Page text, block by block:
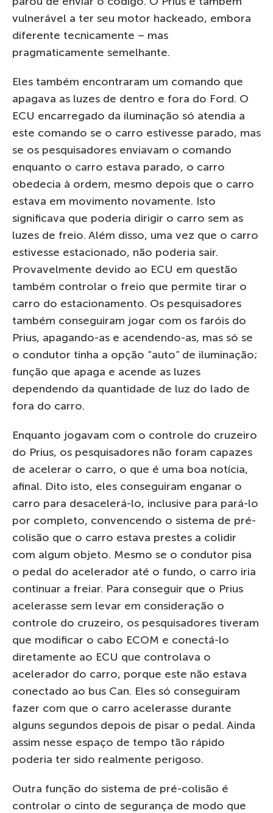
vulnerável a ter seu motor hackeado, embora
diferente tecnicamente – mas
pragmaticamente semelhante.
Eles também encontraram um comando que
apagava as luzes de dentro e fora do Ford. O
ECU encarregado da iluminação só atendia a
este comando se o carro estivesse parado, mas
se os pesquisadores enviavam o comando
enquanto o carro estava parado, o carro
obedecia à ordem, mesmo depois que o carro
estava em movimento novamente. Isto
significava que poderia dirigir o carro sem as
luzes de freio. Além disso, uma vez que o carro
estivesse estacionado, não poderia sair.
Provavelmente devido ao ECU em questão
também controlar o freio que permite tirar o
carro do estacionamento. Os pesquisadores
também conseguiram jogar com os faróis do
Prius, apagando-as e acendendo-as, mas só se
o condutor tinha a opção “auto” de iluminação;
função que apaga e acende as luzes
dependendo da quantidade de luz do lado de
fora do carro.
Enquanto jogavam com o controle do cruzeiro
do Prius, os pesquisadores não foram capazes
de acelerar o carro, o que é uma boa notícia,
afinal. Dito isto, eles conseguiram enganar o
carro para desacelerá-lo, inclusive para pará-lo
por completo, convencendo o sistema de pré-
colisão que o carro estava prestes a colidir
com algum objeto. Mesmo se o condutor pisa
o pedal do acelerador até o fundo, o carro iria
continuar a freiar. Para conseguir que o Prius
acelerasse sem levar em consideração o
controle do cruzeiro, os pesquisadores tiveram
que modificar o cabo ECOM e conectá-lo
diretamente ao ECU que controlava o
acelerador do carro, porque este não estava
conectado ao bus Can. Eles só conseguiram
fazer com que o carro acelerasse durante
alguns segundos depois de pisar o pedal. Ainda
assim nesse espaço de tempo tão rápido
poderia ter sido realmente perigoso.
Outra função do sistema de pré-colisão é
controlar o cinto de segurança de modo que